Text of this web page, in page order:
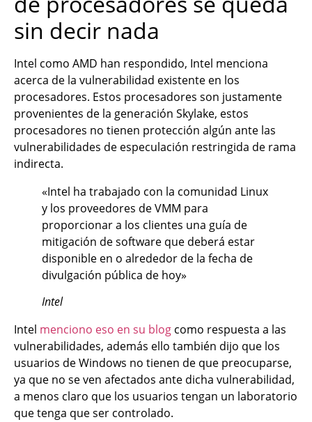
sin decir nada
Intel como AMD han respondido, Intel menciona
acerca de la vulnerabilidad existente en los
procesadores. Estos procesadores son justamente
provenientes de la generación Skylake, estos
procesadores no tienen protección algún ante las
vulnerabilidades de especulación restringida de rama
indirecta.
«Intel ha trabajado con la comunidad Linux
y los proveedores de VMM para
proporcionar a los clientes una guía de
mitigación de software que deberá estar
disponible en o alrededor de la fecha de
divulgación pública de hoy»
Intel
Intel menciono eso en su blog como respuesta a las
vulnerabilidades, además ello también dijo que los
usuarios de Windows no tienen de que preocuparse,
ya que no se ven afectados ante dicha vulnerabilidad,
a menos claro que los usuarios tengan un laboratorio
que tenga que ser controlado.